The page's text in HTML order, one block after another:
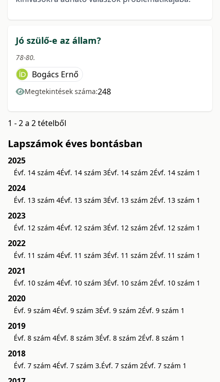
Jó szülő-e az állam?
78-80.
Bogács Ernő
Megtekintések száma:248
1 - 2 a 2 tételből
Lapszámok éves bontásban
2025
Évf. 14 szám 4Évf. 14 szám 3Évf. 14 szám 2Évf. 14 szám 1
2024
Évf. 13 szám 4Évf. 13 szám 3Évf. 13 szám 2Évf. 13 szám 1
2023
Évf. 12 szám 4Évf. 12 szám 3Évf. 12 szám 2Évf. 12 szám 1
2022
Évf. 11 szám 4Évf. 11 szám 3Évf. 11 szám 2Évf. 11 szám 1
2021
Évf. 10 szám 4Évf. 10 szám 3Évf. 10 szám 2Évf. 10 szám 1
2020
Évf. 9 szám 4Évf. 9 szám 3Évf. 9 szám 2Évf. 9 szám 1
2019
Évf. 8 szám 4Évf. 8 szám 3Évf. 8 szám 2Évf. 8 szám 1
2018
Évf. 7 szám 4Évf. 7 szám 3.Évf. 7 szám 2Évf. 7 szám 1